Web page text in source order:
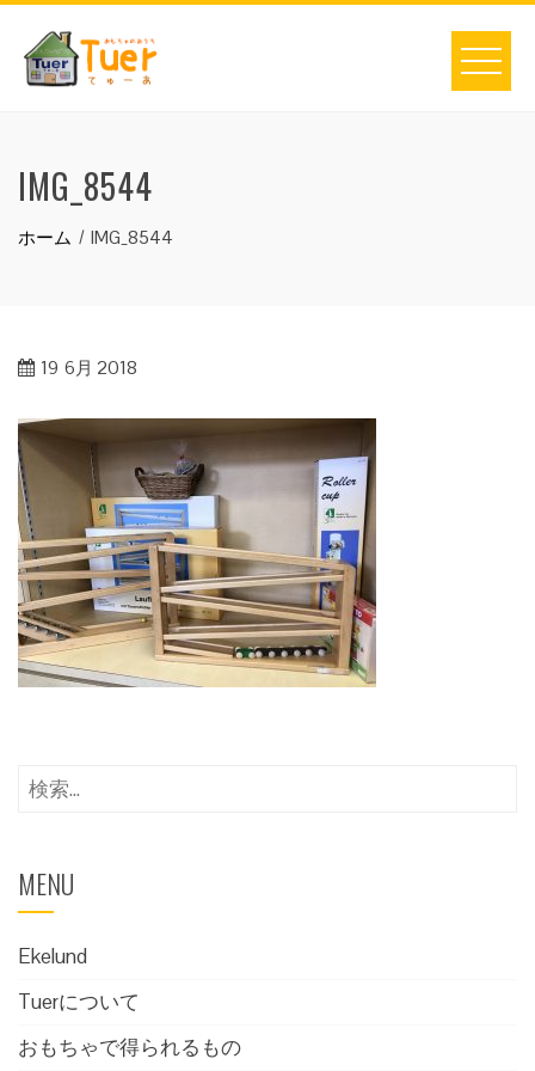
content
IMG_8544
ホーム IMG_8544
19 6月 2018
検
MENU
Ekelund
Tuerについて
おもちゃで得られるもの